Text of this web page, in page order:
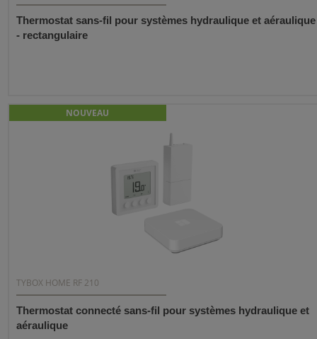
Thermostat sans-fil pour systèmes hydraulique et aéraulique
- rectangulaire
NOUVEAU
TYBOX HOME RF 210
Thermostat connecté sans-fil pour systèmes hydraulique et
aéraulique